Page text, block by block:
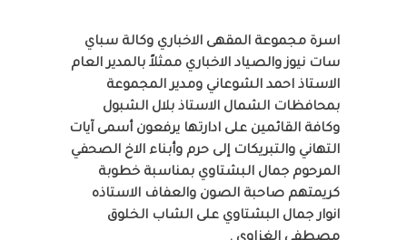
اسرة مجموعة المقهى الاخباري وكالة سباي
سات نيوز والصياد الاخباري ممثلاً بالمدير العام
الاستاذ احمد الشوعاني ومدير المجموعة
بمحافظات الشمال الاستاذ بلال الشبول
وكافة القائمين على ادارتها يرفعون أسمى آيات
التهاني والتبريكات إلى حرم وأبناء الاخ الصحفي
المرحوم جمال البشتاوي بمناسبة خطوبة
كريمتهم صاحبة الصون والعفاف الاستاذه
انوار جمال البشتاوي على الشاب الخلوق